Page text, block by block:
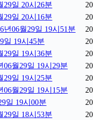
29일 20시26분
일 20시16분
06월29일 19시51분
일 19시45분
29일 19시36분
월29일 19시29분
29일 19시25분
월29일 19시15분
일 19시00분
29일 18시53분